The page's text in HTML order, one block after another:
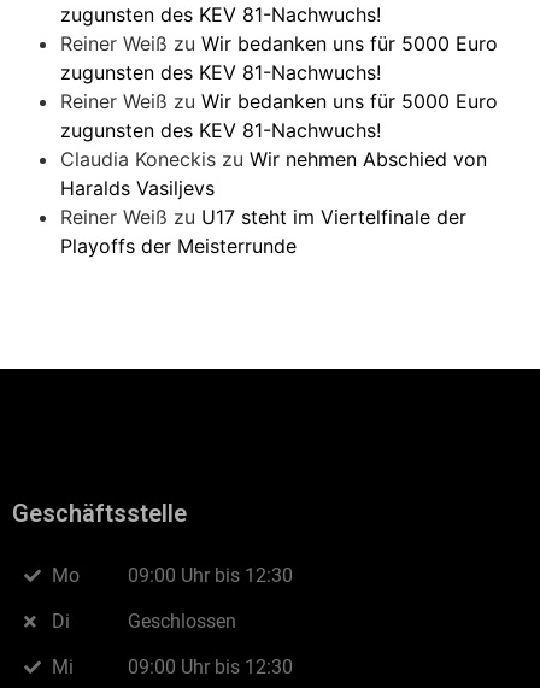
zugunsten des KEV 81-Nachwuchs!
Reiner Weiß zu Wir bedanken uns für 5000 Euro
zugunsten des KEV 81-Nachwuchs!
Reiner Weiß zu Wir bedanken uns für 5000 Euro
zugunsten des KEV 81-Nachwuchs!
Claudia Koneckis zu Wir nehmen Abschied von
Haralds Vasiljevs
Reiner Weiß zu U17 steht im Viertelfinale der
Playoffs der Meisterrunde
Geschäftsstelle
Mo
Di
Mi
09:00 Uhr bis 12:30
Geschlossen
09:00 Uhr bis 12:30